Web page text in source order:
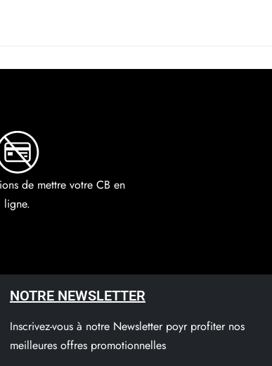
de mettre votre CB en
ligne.
NOTRE NEWSLETTER
Inscrivez-vous à notre Newsletter poyr profiter nos
meilleures offres promotionnelles